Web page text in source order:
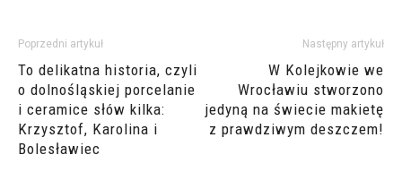
Poprzedni artykuł
To delikatna historia, czyli
o dolnośląskiej porcelanie
i ceramice słów kilka:
Krzysztof, Karolina i
Bolesławiec
Następny artykuł
W Kolejkowie we
Wrocławiu stworzono
jedyną na świecie makietę
z prawdziwym deszczem!